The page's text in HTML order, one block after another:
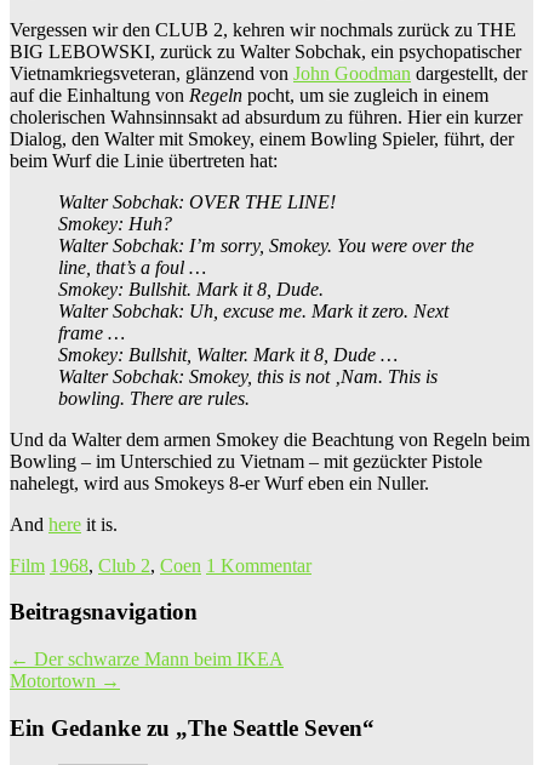
Vergessen wir den CLUB 2, kehren wir nochmals zurück zu THE
BIG LEBOWSKI, zurück zu Walter Sobchak, ein psychopatischer
Vietnamkriegsveteran, glänzend von John Goodman dargestellt, der
auf die Einhaltung von Regeln pocht, um sie zugleich in einem
cholerischen Wahnsinnsakt ad absurdum zu führen. Hier ein kurzer
Dialog, den Walter mit Smokey, einem Bowling Spieler, führt, der
beim Wurf die Linie übertreten hat:
Walter Sobchak: OVER THE LINE!
Smokey: Huh?
Walter Sobchak: I’m sorry, Smokey. You were over the
line, that’s a foul …
Smokey: Bullshit. Mark it 8, Dude.
Walter Sobchak: Uh, excuse me. Mark it zero. Next
frame …
Smokey: Bullshit, Walter. Mark it 8, Dude …
Walter Sobchak: Smokey, this is not ‚Nam. This is
bowling. There are rules.
Und da Walter dem armen Smokey die Beachtung von Regeln beim
Bowling – im Unterschied zu Vietnam – mit gezückter Pistole
nahelegt, wird aus Smokeys 8-er Wurf eben ein Nuller.
And here it is.
Film 1968, Club 2, Coen 1 Kommentar
Beitragsnavigation
← Der schwarze Mann beim IKEA
Motortown →
Ein Gedanke zu „The Seattle Seven“